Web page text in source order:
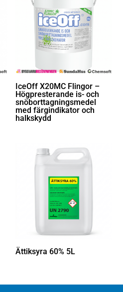
IceOff X20MC Flingor –
Högpresterande is- och
snöborttagningsmedel
med färgindikator och
halkskydd
Ättiksyra 60% 5L